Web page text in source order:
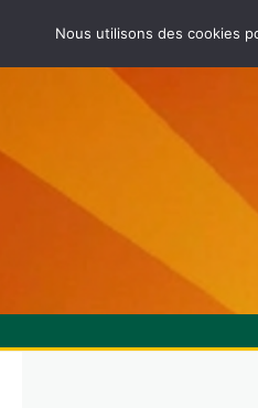
Nous utilisons des cookies